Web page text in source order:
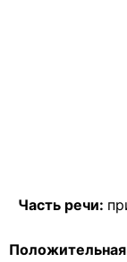
Часть речи: